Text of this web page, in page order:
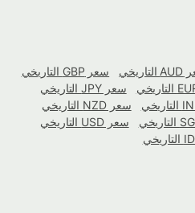
سعر GBP التاريخي
سعر JPY التاريخي
سعر NZD التاريخي
سعر USD التاريخي